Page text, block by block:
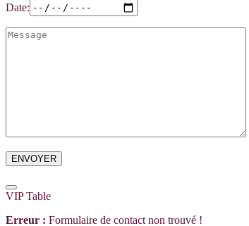
Date:
VIP Table
Erreur : Formulaire de contact non trouvé !